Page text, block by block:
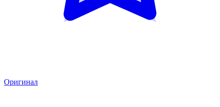
Оригинал